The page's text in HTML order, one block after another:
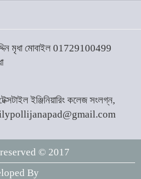
‘ইসরাইলি সেনাবাহিনী ধ্বংসের
দ্বারপ্রান্তে’ : ইরানের হামলায় এশিয়ায়
১৩ মার্কিন ঘাঁটি ধ্বংস
দৌলতদিয়ায় বাস ডুবি : ২৪ জনের মরদেহ
উদ্ধার, অনেকেই নিখোঁজ
মহান স্বাধীনতা ও জাতীয় দিবস আজ
মৃধা মোবাইল 01729100499
ইঞ্জিনিয়ারিং কলেজ সংলগ্ন,
© 2017
By